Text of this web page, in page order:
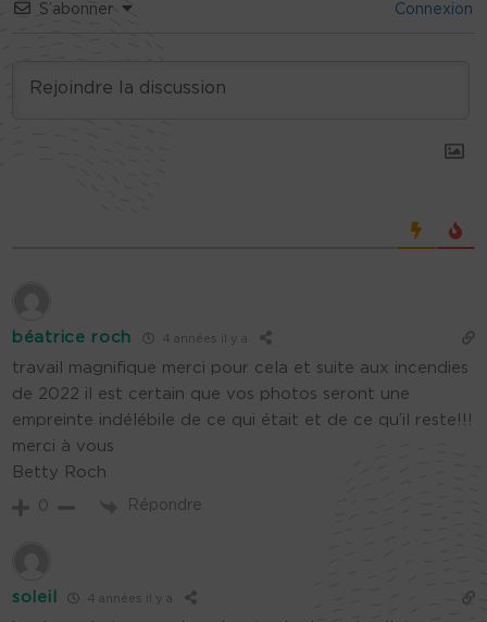
S’abonner Connexion
béatrice roch 4 années il y a
travail magnifique merci pour cela et suite aux incendies
de 2022 il est certain que vos photos seront une
empreinte indélébile de ce qui était et de ce qu’il reste!!!
merci à vous
Betty Roch
0 Répondre
soleil 4 années il y a